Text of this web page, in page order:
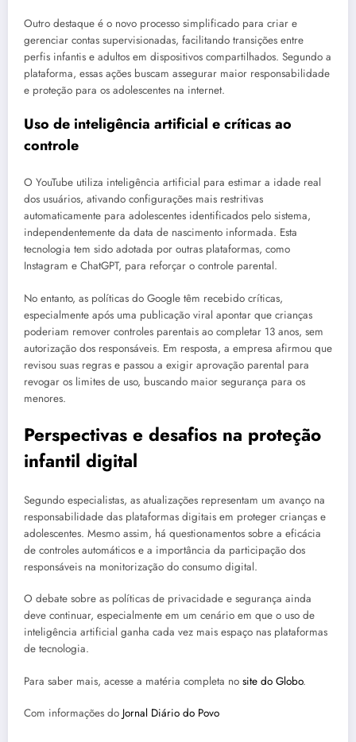
Outro destaque é o novo processo simplificado para criar e
gerenciar contas supervisionadas, facilitando transições entre
perfis infantis e adultos em dispositivos compartilhados. Segundo a
plataforma, essas ações buscam assegurar maior responsabilidade
e proteção para os adolescentes na internet.
Uso de inteligência artificial e críticas ao
controle
O YouTube utiliza inteligência artificial para estimar a idade real
dos usuários, ativando configurações mais restritivas
automaticamente para adolescentes identificados pelo sistema,
independentemente da data de nascimento informada. Esta
tecnologia tem sido adotada por outras plataformas, como
Instagram e ChatGPT, para reforçar o controle parental.
No entanto, as políticas do Google têm recebido críticas,
especialmente após uma publicação viral apontar que crianças
poderiam remover controles parentais ao completar 13 anos, sem
autorização dos responsáveis. Em resposta, a empresa afirmou que
revisou suas regras e passou a exigir aprovação parental para
revogar os limites de uso, buscando maior segurança para os
menores.
Perspectivas e desafios na proteção
infantil digital
Segundo especialistas, as atualizações representam um avanço na
responsabilidade das plataformas digitais em proteger crianças e
adolescentes. Mesmo assim, há questionamentos sobre a eficácia
de controles automáticos e a importância da participação dos
responsáveis na monitorização do consumo digital.
O debate sobre as políticas de privacidade e segurança ainda
deve continuar, especialmente em um cenário em que o uso de
inteligência artificial ganha cada vez mais espaço nas plataformas
de tecnologia.
Para saber mais, acesse a matéria completa no site do Globo.
Com informações do Jornal Diário do Povo